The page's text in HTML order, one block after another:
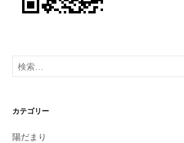
検
索:
カテゴリー
陽だまり